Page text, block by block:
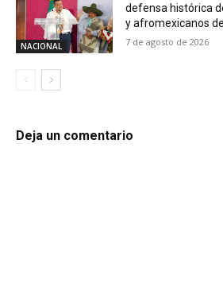
NACIONAL
defensa histórica
y afromexicanos
7 de agosto de 2026
Deja un comentario